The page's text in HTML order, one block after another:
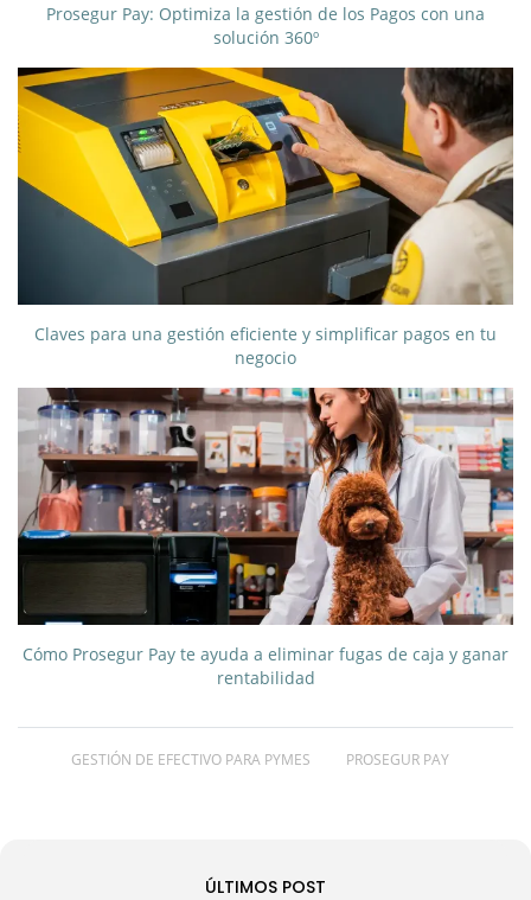
Prosegur Pay: Optimiza la gestión de los Pagos con una
solución 360º
Claves para una gestión eficiente y simplificar pagos en tu
negocio
Cómo Prosegur Pay te ayuda a eliminar fugas de caja y ganar
rentabilidad
GESTIÓN DE EFECTIVO PARA PYMES PROSEGUR PAY
ÚLTIMOS POST